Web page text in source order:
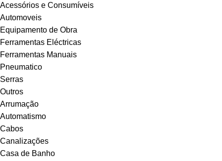
Acessórios e Consumíveis
Automoveis
Equipamento de Obra
Ferramentas Eléctricas
Ferramentas Manuais
Pneumatico
Serras
Outros
Arrumação
Automatismo
Cabos
Canalizações
Casa de Banho